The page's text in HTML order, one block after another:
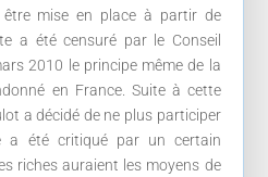
mise en place à partir de
a été censuré par le Conseil
2010 le principe même de la
en France. Suite à cette
a décidé de ne plus participer
a été critiqué par un certain
riches auraient les moyens de